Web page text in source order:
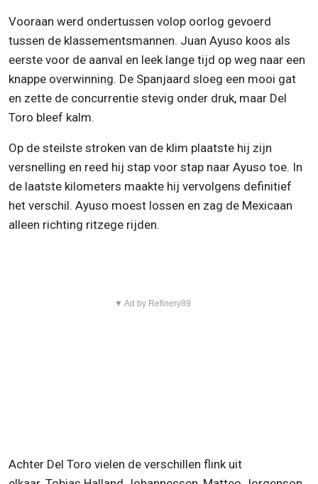
Vooraan werd ondertussen volop oorlog gevoerd
tussen de klassementsmannen. Juan Ayuso koos als
eerste voor de aanval en leek lange tijd op weg naar een
knappe overwinning. De Spanjaard sloeg een mooi gat
en zette de concurrentie stevig onder druk, maar Del
Toro bleef kalm.
Op de steilste stroken van de klim plaatste hij zijn
versnelling en reed hij stap voor stap naar Ayuso toe. In
de laatste kilometers maakte hij vervolgens definitief
het verschil. Ayuso moest lossen en zag de Mexicaan
alleen richting ritzege rijden.
▼ Ad by Refinery89
Achter Del Toro vielen de verschillen flink uit